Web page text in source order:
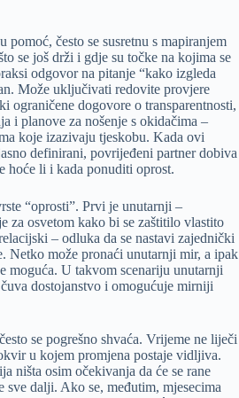
pomoć, često se susretnu s mapiranjem
se još drži i gdje su točke na kojima se
odgovor na pitanje “kako izgleda
Može uključivati redovite provjere
ograničene dogovore o transparentnosti,
i planove za nošenje s okidačima –
koje izazivaju tjeskobu. Kada ovi
definirani, povrijeđeni partner dobiva
hoće li i kada ponuditi oprost.
“oprosti”. Prvi je unutarnji –
za osvetom kako bi se zaštitilo vlastito
– odluka da se nastavi zajednički
Netko može pronaći unutarnji mir, a ipak
moguća. U takvom scenariju unutarnji
dostojanstvo i omogućuje mirniji
se pogrešno shvaća. Vrijeme ne liječi
u kojem promjena postaje vidljiva.
ništa osim očekivanja da će se rane
sve dalji. Ako se, međutim, mjesecima